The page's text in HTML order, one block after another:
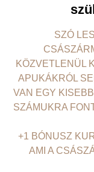
SZÓ
KÖZVETLENÜL
APUKÁKRÓL
VAN EGY
SZÁMUKRA
+1 BÓNUSZ
AMI A